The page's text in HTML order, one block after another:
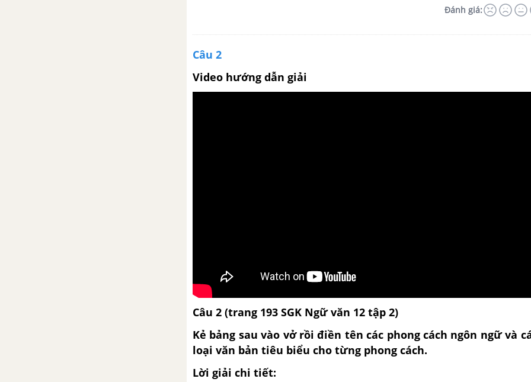
Đánh giá:
Câu 2
Video hướng dẫn giải
Câu 2 (trang 193 SGK Ngữ văn 12 tập 2)
Kẻ bảng sau vào vở rồi điền tên các phong cách ngôn ngữ và
loại văn bản tiêu biểu cho từng phong cách.
Lời giải chi tiết: